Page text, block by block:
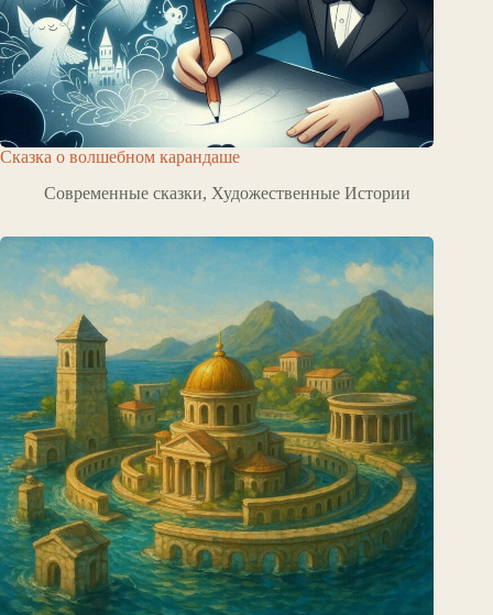
Сказка о волшебном карандаше
Современные сказки, Художественные Истории